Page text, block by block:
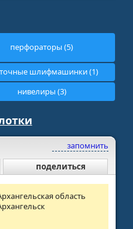
перфораторы (5)
шлифмашинки (1)
нивелиры (3)
запомнить
поделиться
область